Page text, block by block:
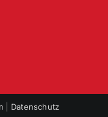
Datenschutz